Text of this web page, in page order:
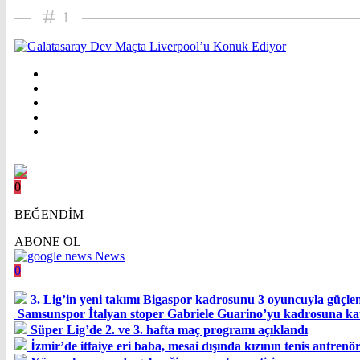
1
0
BEĞENDİM
ABONE OL
News
0
3. Lig’in yeni takımı Bigaspor kadrosunu 3 oyuncuyla
Samsunspor İtalyan stoper Gabriele Guarino’yu kadrosuna
Süper Lig’de 2. ve 3. hafta maç programı açıklandı
İzmir’de itfaiye eri baba, mesai dışında kızının tenis